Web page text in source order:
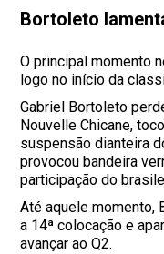
Bortoleto
O principal momento
logo no início da
Gabriel Bortoleto
Nouvelle Chicane,
suspensão dianteira
provocou bandeira
participação do
Até aquele momento,
a 14ª colocação e
avançar ao Q2.